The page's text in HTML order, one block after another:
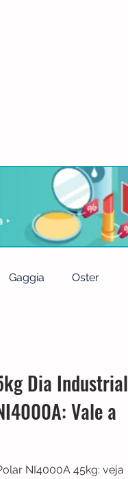
Gaggia Oster
Moedor
Dia Industrial
Vale a
NI4000A 45kg: veja